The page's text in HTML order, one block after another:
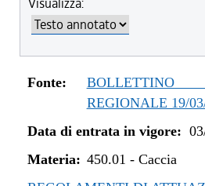
dal 07/03/2023 al 31/03/2023
dal 01/03/2023 al 06/03/2023
dal 14/06/2022 al 28/02/2023
dal 01/04/2022 al 13/06/2022
dal 01/01/2022 al 31/03/2022
dal 02/07/2020 al 31/03/2021
dal 01/04/2020 al 01/07/2020
dal 01/01/2020 al 31/03/2020
Fonte:
REGIONALE 19/
Data di entrata in vigore:
Materia: 450.01 - Caccia